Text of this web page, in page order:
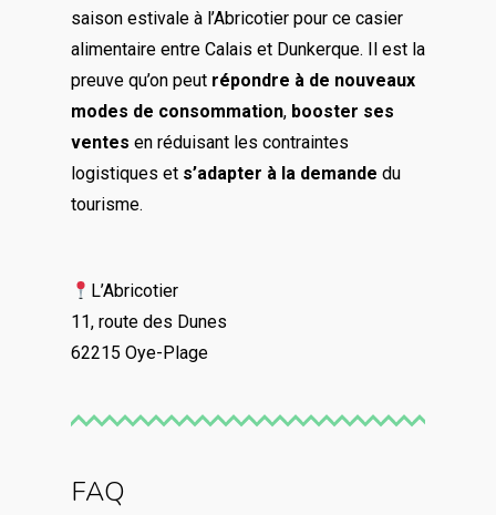
saison estivale à l’Abricotier pour ce casier
alimentaire entre Calais et Dunkerque. Il est la
preuve qu’on peut répondre à de nouveaux
modes de consommation, booster ses
ventes en réduisant les contraintes
logistiques et s’adapter à la demande du
tourisme.
L’Abricotier
11, route des Dunes
62215 Oye-Plage
FAQ